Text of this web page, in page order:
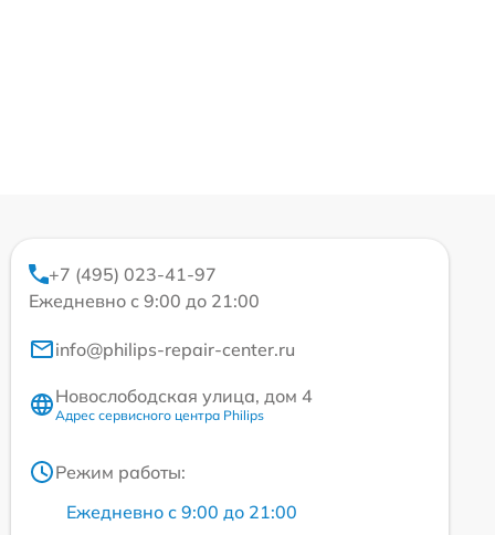
+7 (495) 023-41-97
Ежедневно с 9:00 до 21:00
info@philips-repair-center.ru
Новослободская улица, дом 4
Адрес сервисного центра Philips
Режим работы:
Ежедневно с 9:00 до 21:00